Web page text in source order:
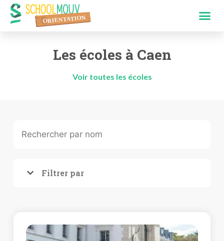
Les écoles à Caen
Voir toutes les écoles
Filtrer par